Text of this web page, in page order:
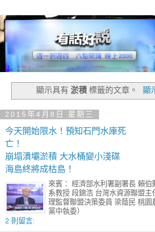
顯示具有 淤積標籤的文章。 顯
2015年4月8日 星期三
今天開始限水！預知石門水庫死
亡！
崩塌潰壩淤積 大水桶變小淺碟
海島終將成枯島！
來賓： 經濟部水利署副署長 賴伯
系教授 段錦浩 台灣水資源聯盟主
理監督聯盟決策委員 梁蔭民 桃園
黨中執委）
2 則留言: